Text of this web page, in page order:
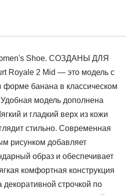
Shoe. СОЗДАНЫ ДЛЯ
Royale 2 Mid — это модель с
банана в классическом
модель дополнена
и гладкий верх из кожи
стильно. Современная
рисунком добавляет
образ и обеспечивает
комфортная конструкция
строчкой по